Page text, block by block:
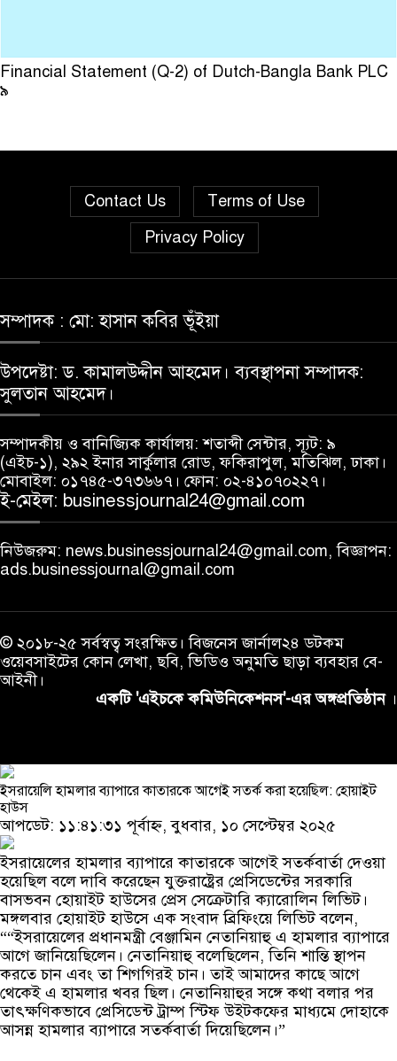
Financial Statement (Q-2) of Dutch-Bangla Bank PLC
৯
Contact Us
Terms of Use
Privacy Policy
সম্পাদক : মো: হাসান কবির ভূঁইয়া
উপদেষ্টা: ড. কামালউদ্দীন আহমেদ। ব্যবস্থাপনা সম্পাদক:
সুলতান আহমেদ।
সম্পাদকীয় ও বানিজ্যিক কার্যালয়: শতাব্দী সেন্টার, স্যূট: ৯
(এইচ-১), ২৯২ ইনার সার্কুলার রোড, ফকিরাপুল, মতিঝিল, ঢাকা।
মোবাইল: ০১৭৪৫-৩৭৩৬৬৭। ফোন: ০২-৪১০৭০২২৭।
ই-মেইল: businessjournal24@gmail.com
নিউজরুম: news.businessjournal24@gmail.com, বিজ্ঞাপন:
ads.businessjournal@gmail.com
© ২০১৮-২৫ সর্বস্বত্ব সংরক্ষিত। বিজনেস জার্নাল২৪ ডটকম
ওয়েবসাইটের কোন লেখা, ছবি, ভিডিও অনুমতি ছাড়া ব্যবহার বে-
আইনী।
একটি 'এইচকে কমিউনিকেশনস'-এর অঙ্গপ্রতিষ্ঠান ।
ইসরায়েলি হামলার ব্যাপারে কাতারকে আগেই সতর্ক করা হয়েছিল: হোয়াইট
হাউস
আপডেট: ১১:৪১:৩১ পূর্বাহ্ন, বুধবার, ১০ সেপ্টেম্বর ২০২৫
ইসরায়েলের হামলার ব্যাপারে কাতারকে আগেই সতর্কবার্তা দেওয়া
হয়েছিল বলে দাবি করেছেন যুক্তরাষ্ট্রের প্রেসিডেন্টের সরকারি
বাসভবন হোয়াইট হাউসের প্রেস সেক্রেটারি ক্যারোলিন লিভিট।
মঙ্গলবার হোয়াইট হাউসে এক সংবাদ ব্রিফিংয়ে লিভিট বলেন,
““ইসরায়েলের প্রধানমন্ত্রী বেঞ্জামিন নেতানিয়াহু এ হামলার ব্যাপারে
আগে জানিয়েছিলেন। নেতানিয়াহু বলেছিলেন, তিনি শান্তি স্থাপন
করতে চান এবং তা শিগগিরই চান। তাই আমাদের কাছে আগে
থেকেই এ হামলার খবর ছিল। নেতানিয়াহুর সঙ্গে কথা বলার পর
তাৎক্ষণিকভাবে প্রেসিডেন্ট ট্রাম্প স্টিফ উইটকফের মাধ্যমে দোহাকে
আসন্ন হামলার ব্যাপারে সতর্কবার্তা দিয়েছিলেন।”